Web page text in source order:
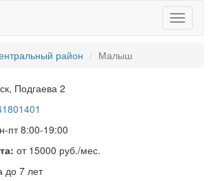
Toggle
район Малыш
Подгаева 2
пт 8:00-19:00
от 15000 руб./мес.
до 7 лет